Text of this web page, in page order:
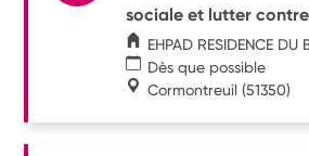
sociale et lutter
EHPAD RESIDENCE DU
Dès que possible
Cormontreuil (51350)